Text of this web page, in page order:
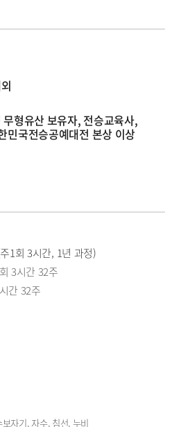
형유산 보유자, 전승교육사,
민국전승공예대전 본상 이상
1회 3시간, 1년 과정)
3시간 32주
간 32주
자기, 자수, 침선, 누비